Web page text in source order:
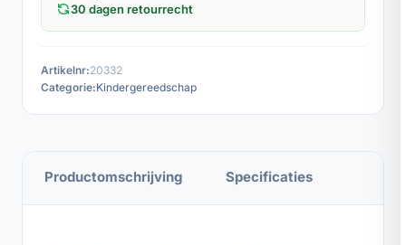
30 dagen retourrecht
Artikelnr:20332
Categorie:Kindergereedschap
Productomschrijving Specificaties